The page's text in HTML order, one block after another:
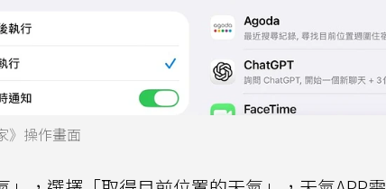
》操作畫面